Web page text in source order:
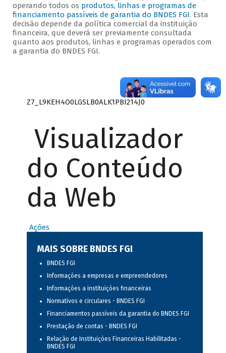
operando todos os produtos, linhas e programas de
financiamento passíveis de garantia do BNDES FGI. Esta
decisão depende da política comercial da instituição
financeira, que deverá ser previamente consultada
quanto aos produtos, linhas e programas operados com
a garantia do BNDES FGI.
Z7_L9KEH4O0LGSLB0ALK1PBI214J0
Visualizador
do Conteúdo
da Web
Ações
MAIS SOBRE BNDES FGI
BNDES FGI
Informações a empresas e empreendedores
Informações a instituições financeiras
Normativos e circulares - BNDES FGI
Financiamentos passíveis da garantia do BNDES FGI
Prestação de contas - BNDES FGI
Relação de Instituições Financeiras Habilitadas -
BNDES FGI